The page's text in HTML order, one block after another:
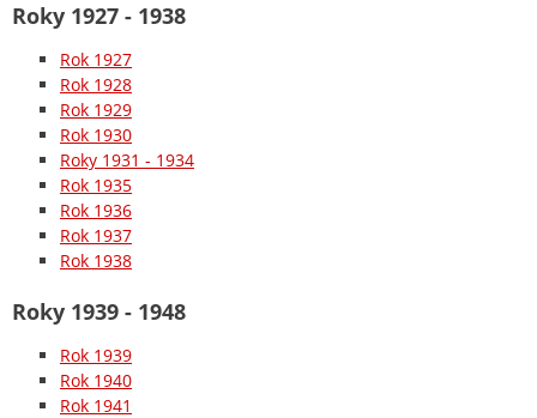
Roky 1927 - 1938
Rok 1927
Rok 1928
Rok 1929
Rok 1930
Roky 1931 - 1934
Rok 1935
Rok 1936
Rok 1937
Rok 1938
Roky 1939 - 1948
Rok 1939
Rok 1940
Rok 1941